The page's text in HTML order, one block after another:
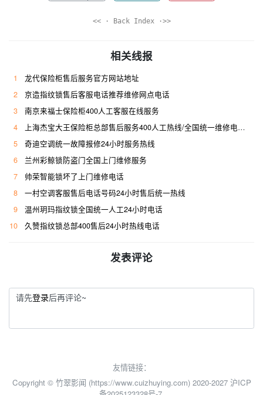
<< · Back Index ·>>
相关线报
1
龙代保险柜售后服务官方网站地址
2
京造指纹锁售后客服电话推荐维修网点电话
3
南京来福士保险柜400人工客服在线服务
4
上海杰宝大王保险柜总部售后服务400人工热线/全国统一维修电话是多少
5
奇迪空调统一故障报修24小时服务热线
6
兰州彩鲸锁防盗门全国上门维修服务
7
帅荣智能锁坏了上门维修电话
8
一村空调客服售后电话号码24小时售后统一热线
9
温州玥玛指纹锁全国统一人工24小时电话
10
久赞指纹锁总部400售后24小时热线电话
发表评论
请先登录后再评论~
友情链接：
Copyright © 竹翠影闻 (https://www.cuizhuying.com) 2020-2027 沪ICP